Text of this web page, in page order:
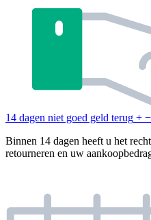
14 dagen niet goed geld terug + −
Binnen 14 dagen heeft u het
retourneren en uw